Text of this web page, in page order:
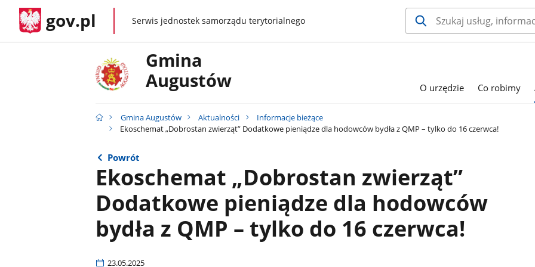
gov.pl gov.plSerwis jednostek samorządu terytorialnego
Gmina
Augustów
O urzędzie Co robimy
Gmina Augustów Aktualności
Informacje bieżące
Ekoschemat „Dobrostan zwierząt” Dodatkowe pieniądze dla hodowców bydła z QMP – tylko do 16 czerwca!
Powrót
Ekoschemat „Dobrostan zwierząt”
Dodatkowe pieniądze dla hodowców
bydła z QMP – tylko do 16 czerwca!
23.05.2025